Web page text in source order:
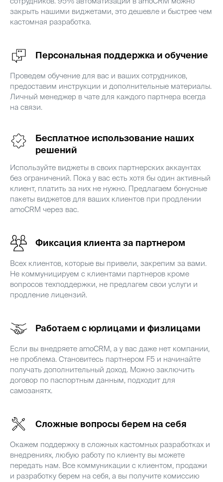
закрыть нашими виджетами, это дешевле и быстрее чем
кастомная разработка.
Персональная поддержка и обучение
Проведем обучение для вас и ваших сотрудников,
предоставим инструкции и дополнительные материалы.
Личный менеджер в чате для каждого партнера всегда
на связи.
Бесплатное использование наших
решений
Используйте виджеты в своих партнерских аккаунтах
без ограничений. Пока у вас есть хотя бы один активный
клиент, платить за них не нужно. Предлагаем бонусные
пакеты виджетов для ваших клиентов при продлении
amoCRM через вас.
Фиксация клиента за партнером
Всех клиентов, которые вы привели, закрепим за вами.
Не коммуницируем с клиентами партнеров кроме
вопросов техподдержки, не предлагем свои услуги и
продление лицензий.
Работаем с юрлицами и физлицами
Если вы внедряете amoCRM, а у вас даже нет компании,
не проблема. Становитесь партнером F5 и начинайте
получать дополнительный доход. Можно заключить
договор по паспортным данным, подходит для
самозанятх.
Сложные вопросы берем на себя
Окажем поддержку в сложных кастомных разработках и
внедрениях, любую работу по клиенту вы можете
передать нам. Все коммуникации с клиентом, продажи
и разработку берем на себя, а вы получите комиссию